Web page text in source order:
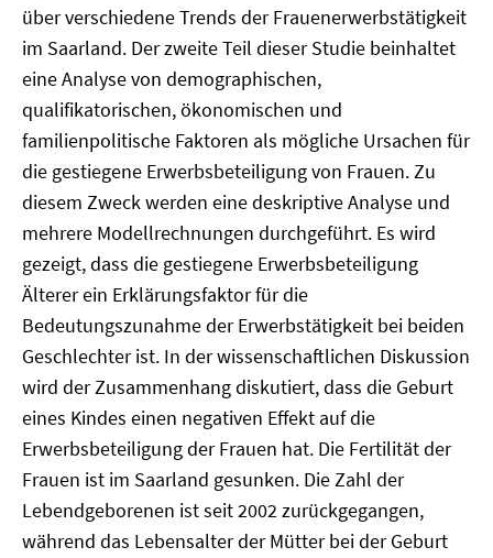
über verschiedene Trends der Frauenerwerbstätigkeit
im Saarland. Der zweite Teil dieser Studie beinhaltet
eine Analyse von demographischen,
qualifikatorischen, ökonomischen und
familienpolitische Faktoren als mögliche Ursachen für
die gestiegene Erwerbsbeteiligung von Frauen. Zu
diesem Zweck werden eine deskriptive Analyse und
mehrere Modellrechnungen durchgeführt. Es wird
gezeigt, dass die gestiegene Erwerbsbeteiligung
Älterer ein Erklärungsfaktor für die
Bedeutungszunahme der Erwerbstätigkeit bei beiden
Geschlechter ist. In der wissenschaftlichen Diskussion
wird der Zusammenhang diskutiert, dass die Geburt
eines Kindes einen negativen Effekt auf die
Erwerbsbeteiligung der Frauen hat. Die Fertilität der
Frauen ist im Saarland gesunken. Die Zahl der
Lebendgeborenen ist seit 2002 zurückgegangen,
während das Lebensalter der Mütter bei der Geburt